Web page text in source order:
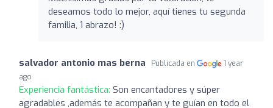
deseamos todo lo mejor, aquí tienes tu segunda
familia, 1 abrazo! :)
salvador antonio mas berna Publicada en
1 year
ago
Experiencia fantástica: Son encantadores y súper
agradables ,además te acompañan y te guían en todo el